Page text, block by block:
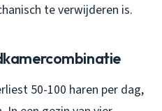
te verwijderen is.
50-100 haren per dag,